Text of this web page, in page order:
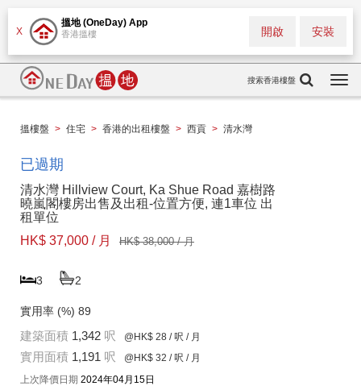
X
搵地 (OneDay) App
香港搵樓 安裝
開啟
搜索香港樓盤
搵樓盤 > 住宅 > 香港的出租樓盤 > 西貢 > 清水灣
已過期
清水灣 Hillview Court, Ka Shue Road 嘉樹路
曉嵐閣樓房出售及出租-位置方便, 連1車位 出
租單位
HK$ 37,000 / 月
HK$ 38,000 / 月
3 2
實用率 (%) 89
建築面積 1,342 呎 @HK$ 28 / 呎 / 月
實用面積 1,191 呎 @HK$ 32 / 呎 / 月
上次降價日期 2024年04月15日